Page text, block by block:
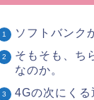
ソフトバンク
そもそも、ち
なのか。
4Gの次にく